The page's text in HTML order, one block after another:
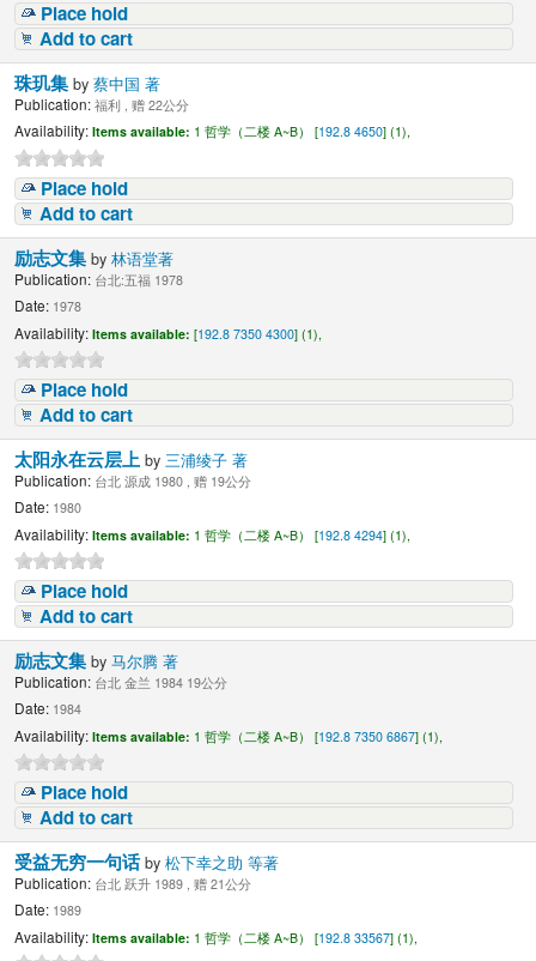
Place hold
Add to cart
珠玑集by蔡中国 著
Publication: 福利 , 赠 22公分
Availability: Items available: 1 哲学（二楼 A~B） [192.8 4650] (1),
Place hold
Add to cart
励志文集by林语堂著
Publication: 台北:五福 1978
Date: 1978
Availability: Items available: [192.8 7350 4300] (1),
Place hold
Add to cart
太阳永在云层上by三浦绫子 著
Publication: 台北 源成 1980 , 赠 19公分
Date: 1980
Availability: Items available: 1 哲学（二楼 A~B） [192.8 4294] (1),
Place hold
Add to cart
励志文集by马尔腾 著
Publication: 台北 金兰 1984 19公分
Date: 1984
Availability: Items available: 1 哲学（二楼 A~B） [192.8 7350 6867] (1),
Place hold
Add to cart
受益无穷一句话by松下幸之助 等著
Publication: 台北 跃升 1989 , 赠 21公分
Date: 1989
Availability: Items available: 1 哲学（二楼 A~B） [192.8 33567] (1),